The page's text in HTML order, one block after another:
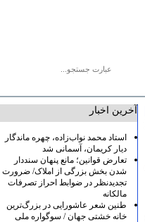
آخرین اخبار
استاد محمد نواب‌زاده، چهره ماندگار
دیار کریمان، آسمانی شد
تعارض قوانین؛ مانع پنهان سنددار
شدن بخش بزرگی از املاک/ ضرورت
تجدیدنظر در ضوابط احراز تصرفات
مالکانه
طنین شعر عاشورایی در بزرگ‌ترین
خانه خشتی جهان / سوگواره ملی